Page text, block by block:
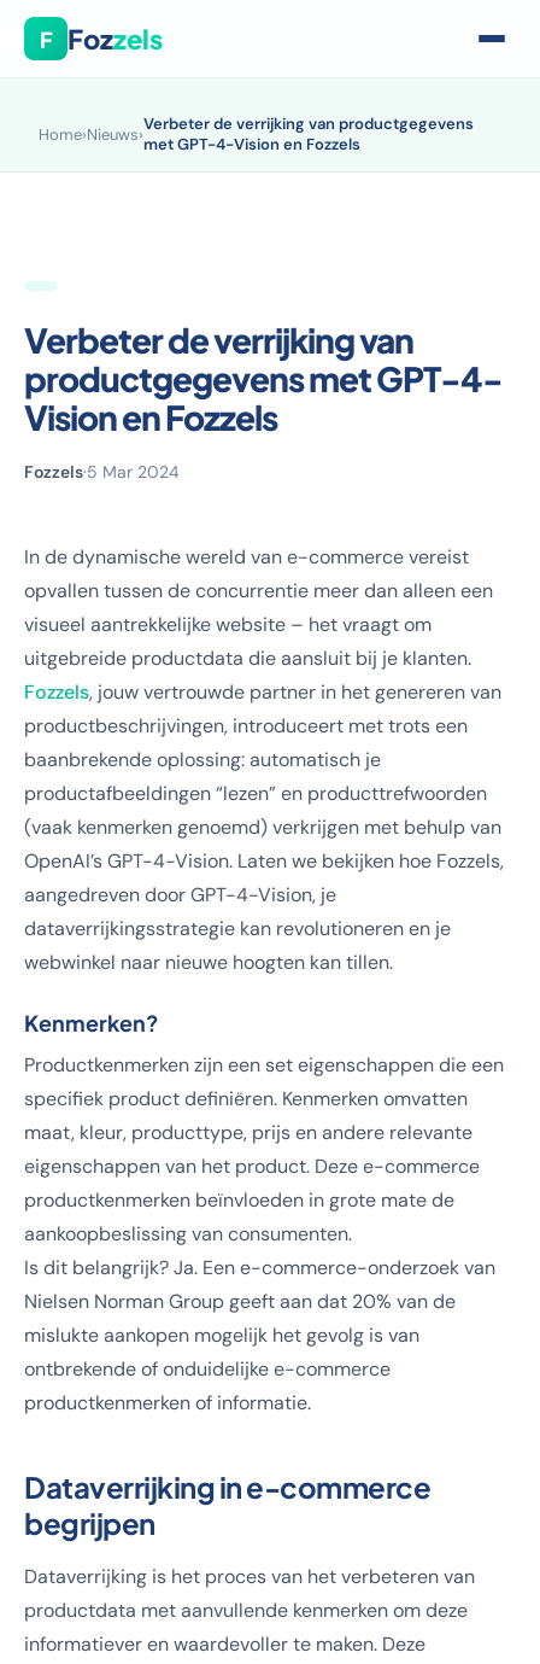
F Fozzels
Home›Nieuws›Verbeter de verrijking van productgegevens
met GPT-4-Vision en Fozzels
Verbeter de verrijking van
productgegevens met GPT-4-
Vision en Fozzels
Fozzels·5 Mar 2024
In de dynamische wereld van e-commerce vereist
opvallen tussen de concurrentie meer dan alleen een
visueel aantrekkelijke website – het vraagt om
uitgebreide productdata die aansluit bij je klanten.
Fozzels, jouw vertrouwde partner in het genereren van
productbeschrijvingen, introduceert met trots een
baanbrekende oplossing: automatisch je
productafbeeldingen “lezen” en producttrefwoorden
(vaak kenmerken genoemd) verkrijgen met behulp van
OpenAI’s GPT-4-Vision. Laten we bekijken hoe Fozzels,
aangedreven door GPT-4-Vision, je
dataverrijkingsstrategie kan revolutioneren en je
webwinkel naar nieuwe hoogten kan tillen.
Kenmerken?
Productkenmerken zijn een set eigenschappen die een
specifiek product definiëren. Kenmerken omvatten
maat, kleur, producttype, prijs en andere relevante
eigenschappen van het product. Deze e-commerce
productkenmerken beïnvloeden in grote mate de
aankoopbeslissing van consumenten.
Is dit belangrijk? Ja. Een e-commerce-onderzoek van
Nielsen Norman Group geeft aan dat 20% van de
mislukte aankopen mogelijk het gevolg is van
ontbrekende of onduidelijke e-commerce
productkenmerken of informatie.
Dataverrijking in e-commerce
begrijpen
Dataverrijking is het proces van het verbeteren van
productdata met aanvullende kenmerken om deze
informatiever en waardevoller te maken. Deze